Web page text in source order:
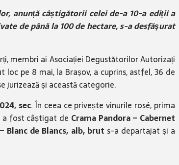
anunță câștigătorii celei de-a 10-a ediții a
de până la 100 de hectare, s-a desfășurat
membri ai Asociației Degustătorilor Autorizați
loc pe 8 mai, la Brașov, a cuprins, astfel, 36 de
jurizează și această categorie.
sec. În ceea ce privește vinurile rosé, prima
a fost câștigat de Crama Pandora – Cabernet
Blanc de Blancs, alb, brut s-a departajat și a